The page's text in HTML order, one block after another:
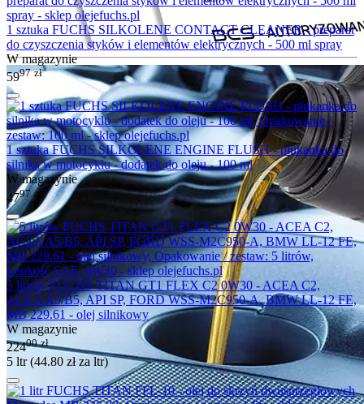
1 sztuka FUCHS SILKOLENE CONTACT CLEANER - preparat
do czyszczenia styków i elementów elektrycznych - 500 ml spray
W magazynie
5997 zł
1 sztuka FUCHS SILKOLENE ENGINE FLUSH - płukanka do
silnika w motocyklu - dodatek do oleju - 100 ml
W magazynie
4797 zł
5 litrów FUCHS TITAN GT1 FLEX C2 0W30 - ACEA C2,
ACEA A5/B5, API SP, FORD WSS-M2C950-A, BMW LL-12 FE,
MB 229.61 - olej silnikowy
W magazynie
22400 zł
5 ltr (44.80 złza ltr)